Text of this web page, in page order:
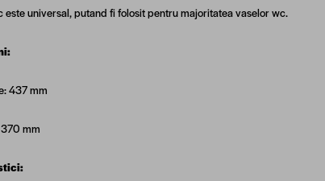
este universal, putand fi folosit pentru majoritatea vaselorwc.
437 mm
mm